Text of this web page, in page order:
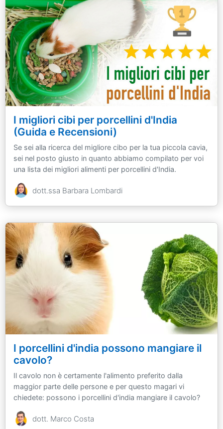
I migliori cibi per porcellini d'India
(Guida e Recensioni)
Se sei alla ricerca del migliore cibo per la tua piccola cavia,
sei nel posto giusto in quanto abbiamo compilato per voi
una lista dei migliori alimenti per porcellini d'India.
dott.ssa Barbara Lombardi
I porcellini d'india possono mangiare il
cavolo?
Il cavolo non è certamente l'alimento preferito dalla
maggior parte delle persone e per questo magari vi
chiedete: possono i porcellini d'india mangiare il cavolo?
dott. Marco Costa